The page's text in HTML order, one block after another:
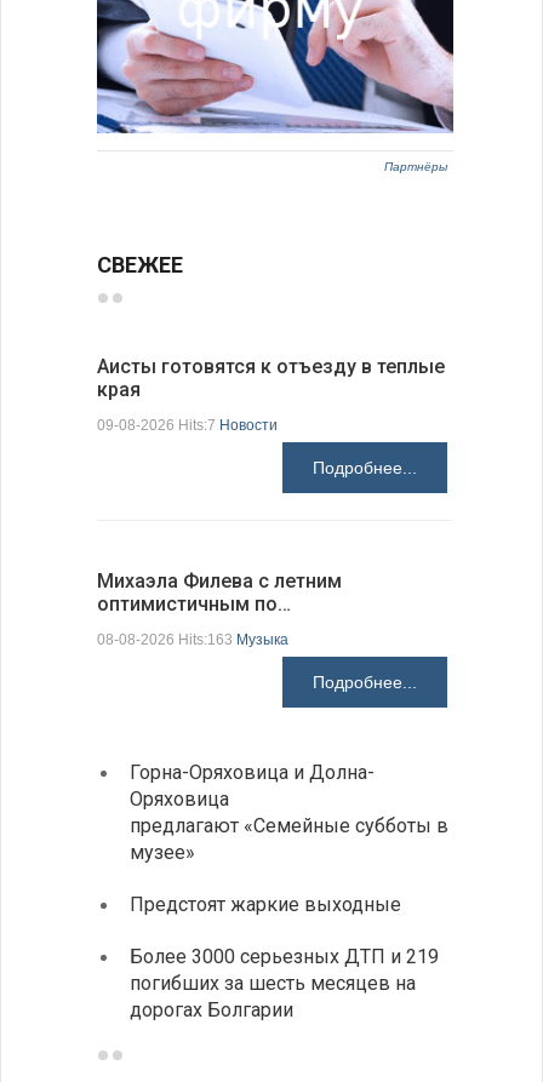
Партнёры
СВЕЖЕЕ
Аисты готовятся к отъезду в теплые
края
09-08-2026 Hits:7 Новости
Подробнее...
Михаэла Филева с летним
оптимистичным по…
08-08-2026 Hits:163 Музыка
Подробнее...
Горна-Оряховица и Долна-
Оряховица
предлагают «Семейные субботы в
музее»
Предстоят жаркие выходные
Более 3000 серьезных ДТП и 219
погибших за шесть месяцев на
дорогах Болгарии